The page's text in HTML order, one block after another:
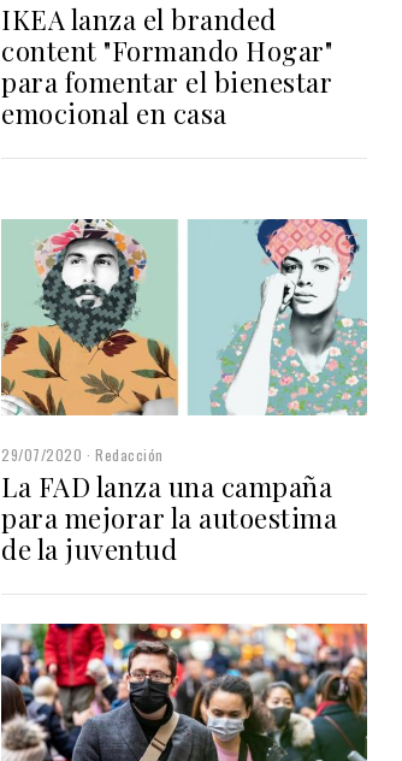
IKEA lanza el branded
content "Formando Hogar"
para fomentar el bienestar
emocional en casa
29/07/2020 Redacción
La FAD lanza una campaña
para mejorar la autoestima
de la juventud